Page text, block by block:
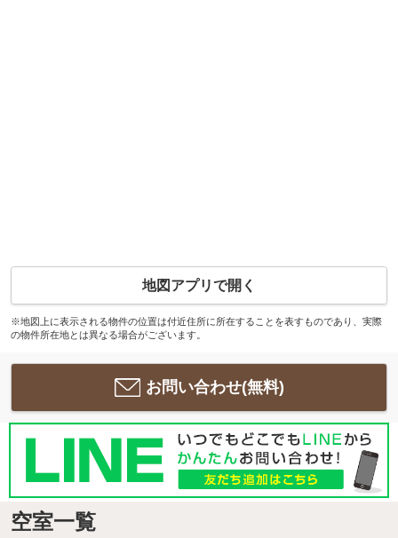
地図アプリで開く
※地図上に表示される物件の位置は付近住所に所在することを表すものであり、実際
の物件所在地とは異なる場合がございます。
お問い合わせ(無料)
空室一覧